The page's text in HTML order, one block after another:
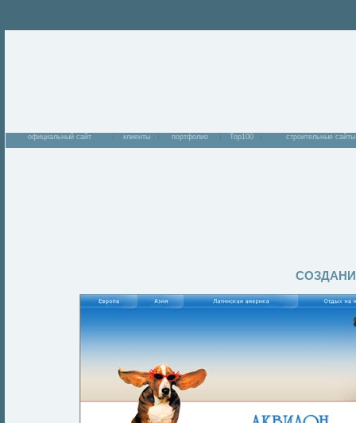
официальный сайт клиенты портфолио Top100 строительные сайты